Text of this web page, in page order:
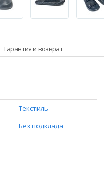
Гарантия и возврат
Текстиль
Без подклада